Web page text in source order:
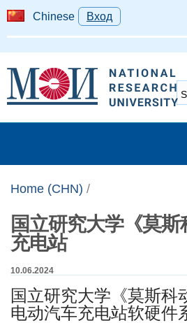
Chinese Вход
Home (CHN) /
国立研究大学《莫
充电站
10.06.2024
国立研究大学《莫斯科
电动汽车充电站软硬件